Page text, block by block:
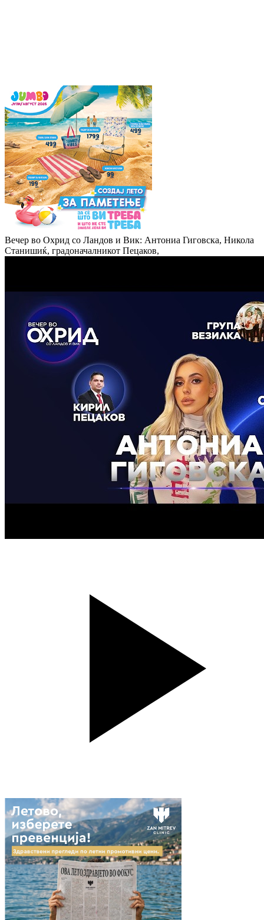
Вечер во Охрид со Ландов и Вик: Антониа Гиговска, Никола
Станишиќ, градоначалникот Пецаков,